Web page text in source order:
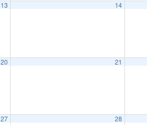
13 14
20 21
27 28